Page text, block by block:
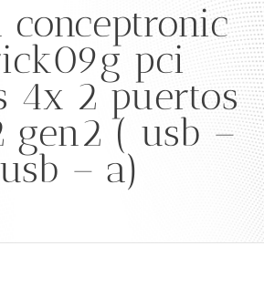
conceptronic
pci
4x 2 puertos
gen2 ( usb –
– a)